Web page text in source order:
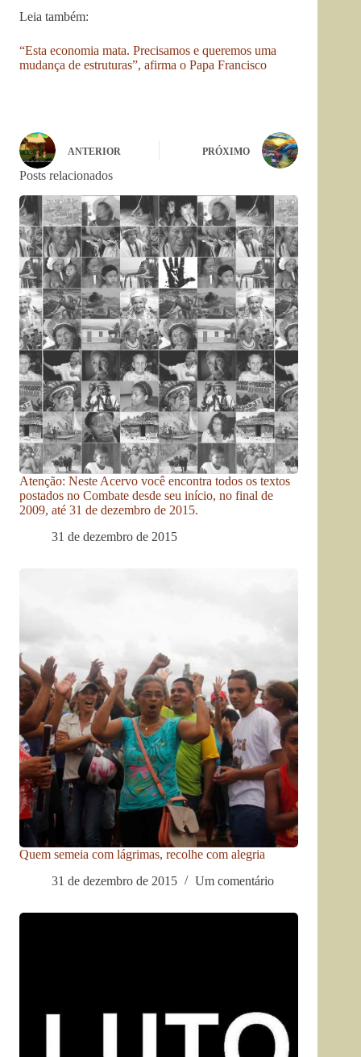
Leia também:
“Esta economia mata. Precisamos e queremos uma
mudança de estruturas”, afirma o Papa Francisco
ANTERIOR PRÓXIMO
Posts relacionados
Atenção: Neste Acervo você encontra todos os textos
postados no Combate desde seu início, no final de
2009, até 31 de dezembro de 2015.
31 de dezembro de 2015
Quem semeia com lágrimas, recolhe com alegria
31 de dezembro de 2015
Um comentário